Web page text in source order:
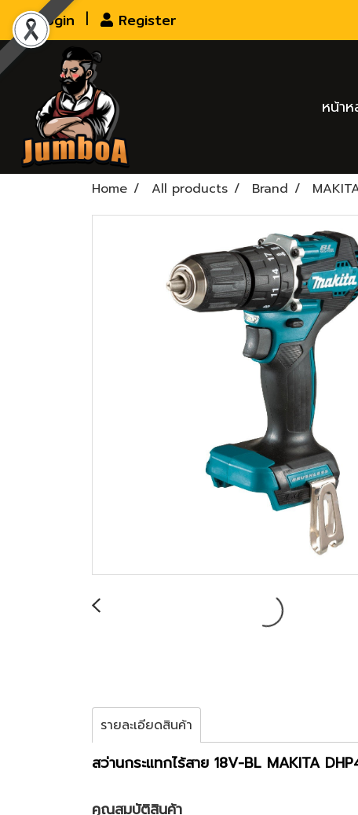
Login Register
หน้า
Home All products Brand
รายละเอียดสินค้า
สว่านกระแทกไร้สาย 18V-BL MAKITA
คุณสมบัติสินค้า